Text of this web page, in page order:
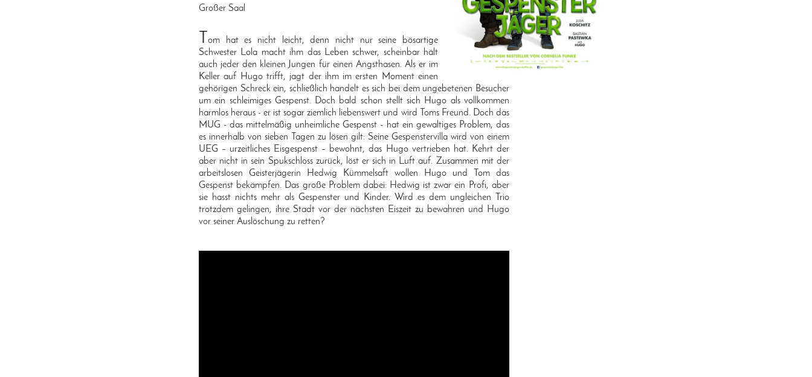
Großer Saal
Tom hat es nicht leicht, denn nicht nur seine bösartige
Schwester Lola macht ihm das Leben schwer, scheinbar hält
auch jeder den kleinen Jungen für einen Angsthasen. Als er im
Keller auf Hugo trifft, jagt der ihm im ersten Moment einen
gehörigen Schreck ein, schließlich handelt es sich bei dem ungebetenen Besucher
um ein schleimiges Gespenst. Doch bald schon stellt sich Hugo als vollkommen
harmlos heraus - er ist sogar ziemlich liebenswert und wird Toms Freund. Doch das
MUG - das mittelmäßig unheimliche Gespenst - hat ein gewaltiges Problem, das
es innerhalb von sieben Tagen zu lösen gilt: Seine Gespenstervilla wird von einem
UEG – urzeitliches Eisgespenst – bewohnt, das Hugo vertrieben hat. Kehrt der
aber nicht in sein Spukschloss zurück, löst er sich in Luft auf. Zusammen mit der
arbeitslosen Geisterjägerin Hedwig Kümmelsaft wollen Hugo und Tom das
Gespenst bekämpfen. Das große Problem dabei: Hedwig ist zwar ein Profi, aber
sie hasst nichts mehr als Gespenster und Kinder. Wird es dem ungleichen Trio
trotzdem gelingen, ihre Stadt vor der nächsten Eiszeit zu bewahren und Hugo
vor seiner Auslöschung zu retten?